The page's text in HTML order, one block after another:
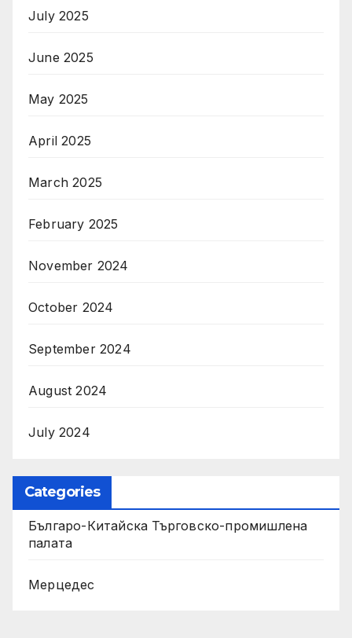
July 2025
June 2025
May 2025
April 2025
March 2025
February 2025
November 2024
October 2024
September 2024
August 2024
July 2024
Categories
Българо-Китайска Търговско-промишлена
палaта
Мерцедес